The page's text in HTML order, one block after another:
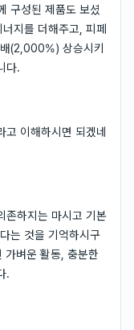
구성된 제품도 보셨
지를 더해주고, 피페
(2,000%) 상승시키
다.
고 이해하시면 되겠네
존하지는 마시고 기본
는 것을 기억하시구
가벼운 활동, 충분한
.